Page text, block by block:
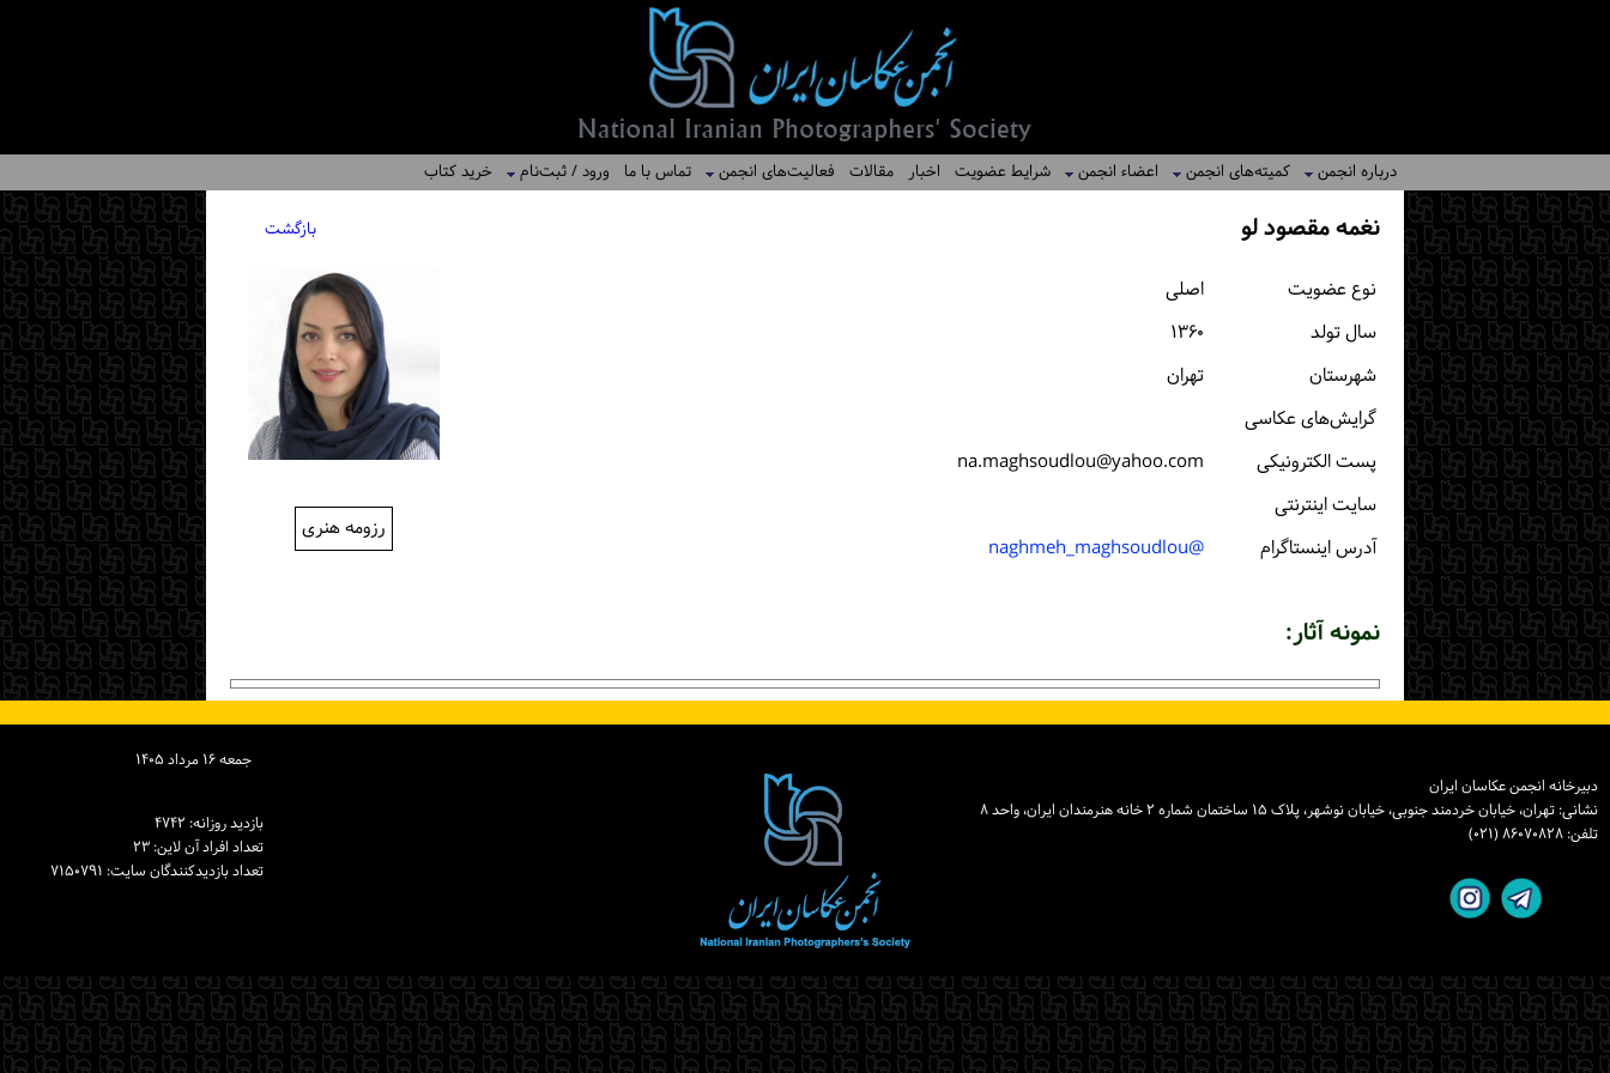
درباره انجمن کمیته‌های انجمن اعضاء انجمن شرایط عضویت اخبار مقالات فعالیت‌های انجمن تماس با ما ورود / ثبت‌نام خرید کتاب
نغمه مقصود لو بازگشت
رزومه هنری
نوع عضویت
اصلی
سال تولد
۱۳۶۰
شهرستان
تهران
گرایش‌های عکاسی
پست الكترونیكی
na.maghsoudlou@yahoo.com
سایت اینترنتی
آدرس اینستاگرام
@naghmeh_maghsoudlou
نمونه آثار:
جمعه ۱۶ مرداد ۱۴۰۵
بازدید روزانه: ۴۷۴۲
تعداد افراد آن لاین: ۲۳
تعداد بازدیدكنندگان سایت: ۷۱۵۰۷۹۱
دبیرخانه انجمن عکاسان ایران
نشانی: تهران، خیابان خردمند جنوبی، خیابان نوشهر، پلاک ۱۵ ساختمان شماره ۲ خانه هنرمندان ایران، واحد ۸
تلفن: ۸۶۰۷۰۸۲۸ (۰۲۱)